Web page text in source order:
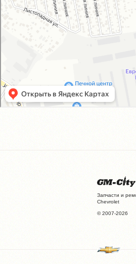
Запчасти и
Chevrolet
© 2007-2026